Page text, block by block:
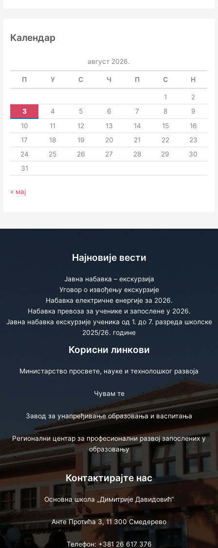
Календар
август 2026.
П У С Ч П С Н
1
2
3
4 5 6 7 8
9
10
11 12 13 14 15
16
17
18 19 20 21 22
23
24
25 26 27 28 29
30
31
« мај
Најновије вести
Јавна набавка – екскурзија
Уговор о извођењу екскурзије
Набавка електричне енергије за 2026.
Набавка превоза за ученике и запослене у 2026.
Јавна набавка екскурзије ученика од 1. до 7. разреда школске
2025/26. године
Корисни линкови
Министарство просвете, науке и технолошког развоја
Чувам те
Завод за унапређивање образовања и васпитања
Регионални центар за професионални развој запослених у
образовању
Контактирајте нас
Основна школа „Димитрије Давидовић“
Анте Протића 3, 11 300 Смедерево
Телефон: +381 26 617 376